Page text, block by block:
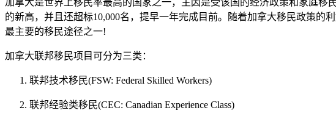
加拿大是世界上移民率最高的国家之一，主因是受该国的经济政策和家庭移
的新高，并且还超标10,000名，提早一年完成目前。随着加拿大移民政策
最主要的移民途径之一!
加拿大联邦移民项目可分为三类：
联邦技术移民(FSW: Federal Skilled Workers)
联邦经验类移民(CEC: Canadian Experience Class)